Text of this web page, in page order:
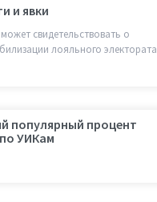
и явки
свидетельствовать о
лояльного электората
популярный процент
УИКам